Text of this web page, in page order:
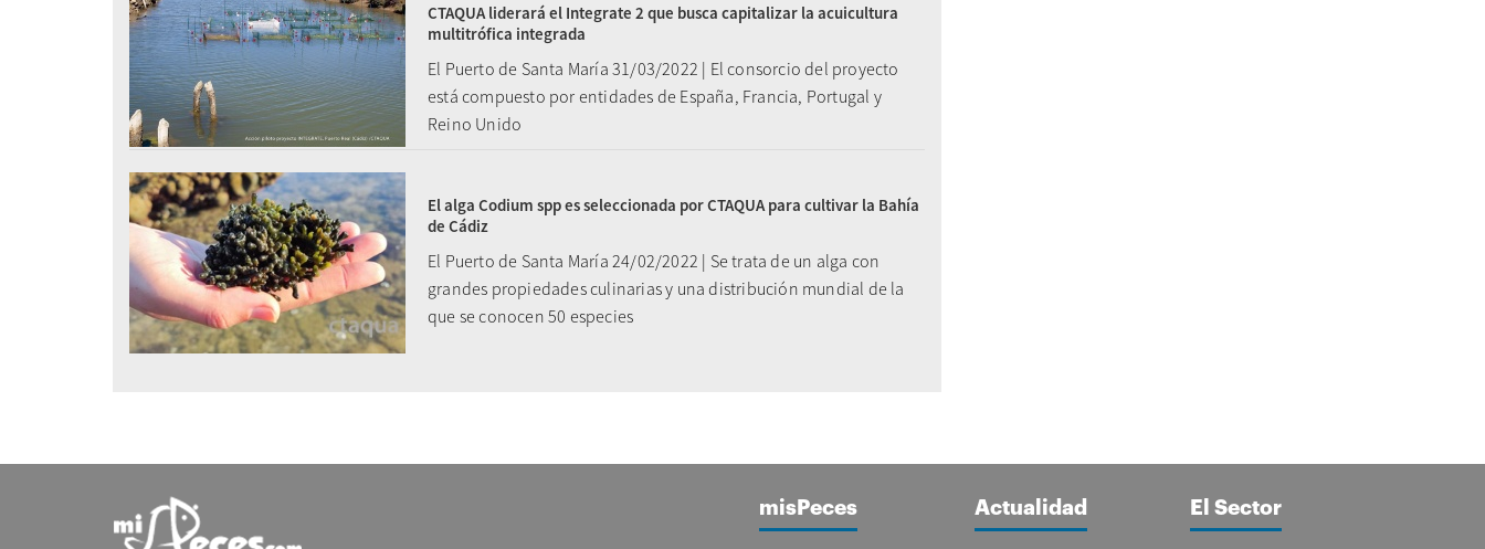
CTAQUA liderará el Integrate 2 que busca capitalizar la acuicultura
multitrófica integrada
El Puerto de Santa María 31/03/2022 | El consorcio del proyecto
está compuesto por entidades de España, Francia, Portugal y
Reino Unido
El alga Codium spp es seleccionada por CTAQUA para cultivar la Bahía
de Cádiz
El Puerto de Santa María 24/02/2022 | Se trata de un alga con
grandes propiedades culinarias y una distribución mundial de la
que se conocen 50 especies
misPeces Actualidad El Sector